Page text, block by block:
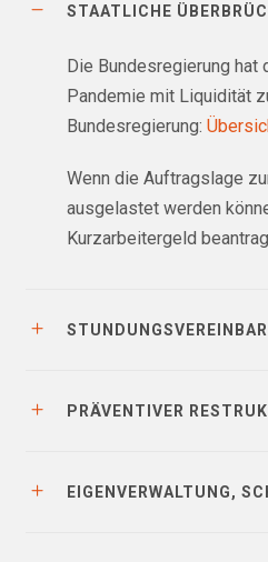
STAATLICHE
Die Bundesregierung hat
Pandemie mit Liquidität
Bundesregierung:
Wenn die Auftragslage
ausgelastet werden
Kurzarbeitergeld
PRÄVENTIVER
EIGENVERWALTUNG,